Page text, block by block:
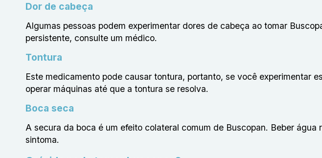
Dor de cabeça
Algumas pessoas podem experimentar dores de cabeça ao tomar
persistente, consulte um médico.
Tontura
Este medicamento pode causar tontura, portanto, se você experimentar
operar máquinas até que a tontura se resolva.
Boca seca
A secura da boca é um efeito colateral comum de Buscopan. Beber
sintoma.